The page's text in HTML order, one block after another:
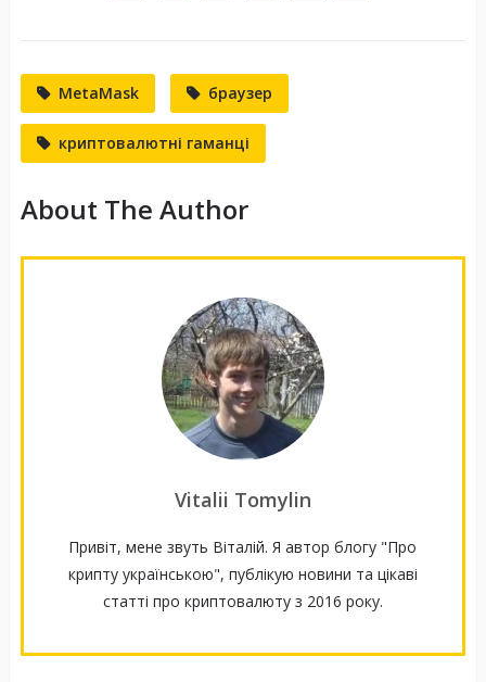
MetaMask браузер
криптовалютні гаманці
About The Author
Vitalii Tomylin
Привіт, мене звуть Віталій. Я автор блогу "Про
крипту українською", публікую новини та цікаві
статті про криптовалюту з 2016 року.